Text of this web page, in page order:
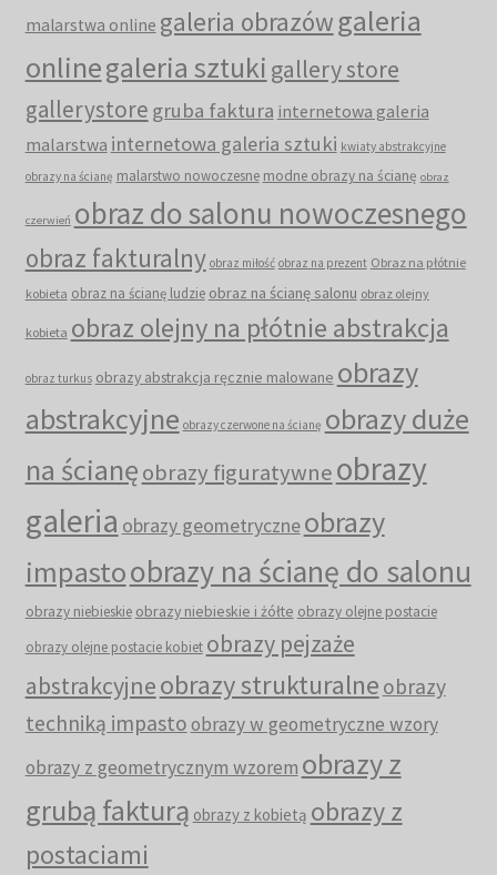
malarstwa online galeria obrazów galeria
onlinegaleria sztuki gallery store
gallerystore gruba faktura internetowa galeria
malarstwa internetowa galeria sztuki kwiaty abstrakcyjne
obrazy na ścianę malarstwo nowoczesne modne obrazy na ścianę obraz
czerwień obraz do salonu nowoczesnego
obraz fakturalny obraz miłość obraz na prezent Obraz na płótnie
kobieta obraz na ścianę ludzie obraz na ścianę salonu obraz olejny
kobieta obraz olejny na płótnie abstrakcja
obraz turkus obrazy abstrakcja ręcznie malowane obrazy
abstrakcyjne obrazy czerwone na ścianę obrazy duże
na ścianęobrazy figuratywneobrazy
galeria obrazy geometryczneobrazy
impastoobrazy na ścianę do salonu
obrazy niebieskie obrazy niebieskie i żółte obrazy olejne postacie
obrazy olejne postacie kobiet obrazy pejzaże
abstrakcyjneobrazy strukturalne obrazy
techniką impastoobrazy w geometryczne wzory
obrazy z geometrycznym wzorem obrazy z
grubą fakturą obrazy z kobietą obrazy z
postaciami